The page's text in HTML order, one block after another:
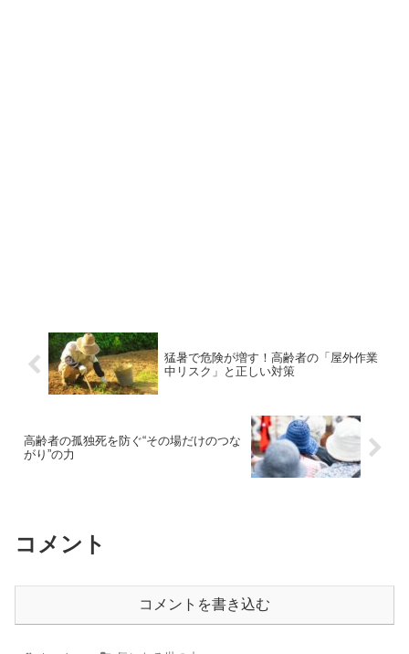
猛暑で危険が増す！高齢者の「屋外作業
中リスク」と正しい対策
高齢者の孤独死を防ぐ“その場だけのつな
がり”の力
コメント
コメントを書き込む